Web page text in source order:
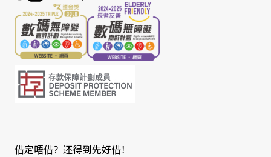
借定唔借？还得到先好借！